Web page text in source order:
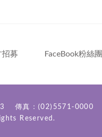
招募 FaceBook粉絲團
傳真：(02)5571-0000
Reserved.